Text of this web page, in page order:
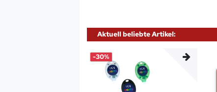
Aktuell beliebte Artikel:
-30%